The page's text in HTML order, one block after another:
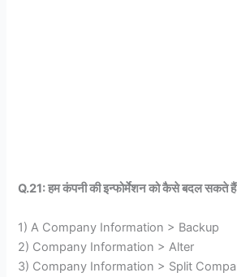
Q.21: हम कंपनी की इन्फोर्मेशन को कैसे बदल सकते हैं
1) A Company Information > Backup
2) Company Information > Alter
3) Company Information > Split